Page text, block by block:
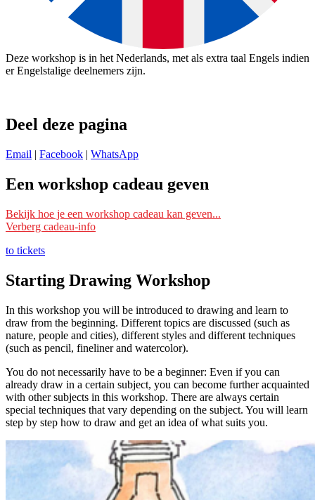
Deze workshop is in het Nederlands, met als extra taal Engels indien
er Engelstalige deelnemers zijn.
Deel deze pagina
Email | Facebook | WhatsApp
Een workshop cadeau geven
Ik wil deze workshop als cadeau geven
en vermeld bij ‘Opmerking’ voor wie het is. Wij reserveren dan een
Je kunt ook ‘datum nog te kiezen ‘ erbij vermelden. Wij reserveren
doorgeeft om mee te doen.
Lees s.v.p. ook de Algemene voorwaarden, onder het kopje
‘Inschrijving als cadeau’.
Ik wil een zelf te kiezen workshop cadeau geven
Wil je dat de ontvanger zelf een workshop kan kiezen? Schrijf je
dan in met je eigen naam en mailadres bij een workshop die als prijs
de waarde van je cadeau heeft.
Wij weten dan dat die persoon voor die waarde een workshop kan
kiezen (of meerdere zolang dat past binnen de waarde).
Bekijk hoe je een workshop cadeau kan geven...
Verberg cadeau-info
to tickets
Starting Drawing Workshop
In this workshop you will be introduced to drawing and learn to
draw from the beginning. Different topics are discussed (such as
nature, people and cities), different styles and different techniques
(such as pencil, fineliner and watercolor).
You do not necessarily have to be a beginner: Even if you can
already draw in a certain subject, you can become further acquainted
with other subjects in this workshop. There are always certain
special techniques that vary depending on the subject. You will learn
step by step how to draw and get an idea of what suits you.